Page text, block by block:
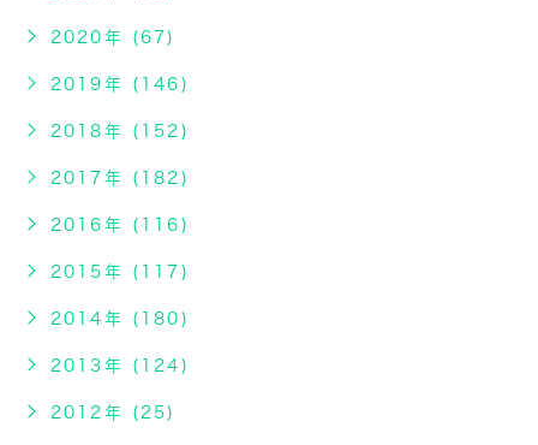
2020年 (67)
2019年 (146)
2018年 (152)
2017年 (182)
2016年 (116)
2015年 (117)
2014年 (180)
2013年 (124)
2012年 (25)